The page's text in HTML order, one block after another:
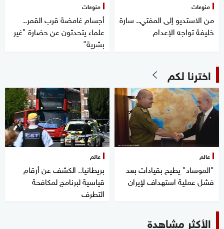
منوعات
من الاستديو إلى المفتي.. سارة
خليفة تواجه الإعدام
منوعات
أجسام غامضة قرب القمر..
علماء يتحدثون عن حضارة "غير
بشرية"
اخترنا لكم
عالم
"الموساد" يطيح بقيادات بعد
فشل عملية استهداف لإيران
عالم
بريطانيا.. الكشف عن أرقام
قياسية لبرنامج لمكافحة
التطرف
الأكثر مشاهدة